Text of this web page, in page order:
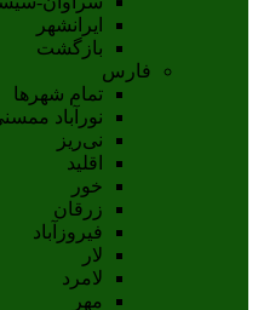
ايرانشهر
بازگشت
فارس
تمام شهر‌ها
نورآباد ممسنی
نی‌ریز
اقلید
خور
زرقان
فیروزآباد
لار
لامرد
مهر